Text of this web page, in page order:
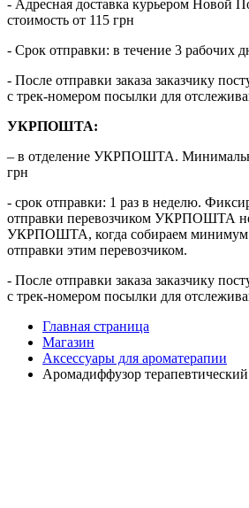
- Адресная доставка курьером Новой
стоимость от 115 грн
- Срок отправки: в течение 3 рабочих
- После отправки заказа заказчику
с трек-номером посылки для
УКРПОШТА:
– в отделение УКРПОШТА.
грн
- срок отправки: 1 раз в неделю.
отправки перевозчиком УКРПОШТА
УКРПОШТА, когда собираем минимум
отправки этим перевозчиком.
- После отправки заказа заказчику
с трек-номером посылки для
Главная страница
Магазин
Аксессуары для ароматерапии
Аромадиффузор терапевтический